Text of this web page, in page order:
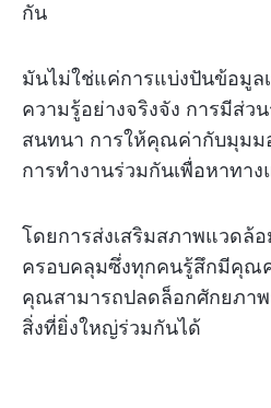
กัน
มันไม่ใช่แค่การแบ่งปันข้อมูล
ความรู้อย่างจริงจัง การมีส่ว
สนทนา การให้คุณค่ากับมุมม
การทำงานร่วมกันเพื่อหาทาง
โดยการส่งเสริมสภาพแวดล้อ
ครอบคลุมซึ่งทุกคนรู้สึกมีคุณ
คุณสามารถปลดล็อกศักยภา
สิ่งที่ยิ่งใหญ่ร่วมกันได้